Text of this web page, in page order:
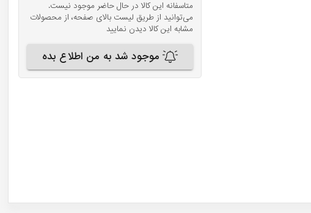
متاسفانه این کالا در حال حاضر موجود نیست.
می‌توانید از طریق لیست بالای صفحه، از محصولات
مشابه این کالا دیدن نمایید
موجود شد به من اطلاع بده